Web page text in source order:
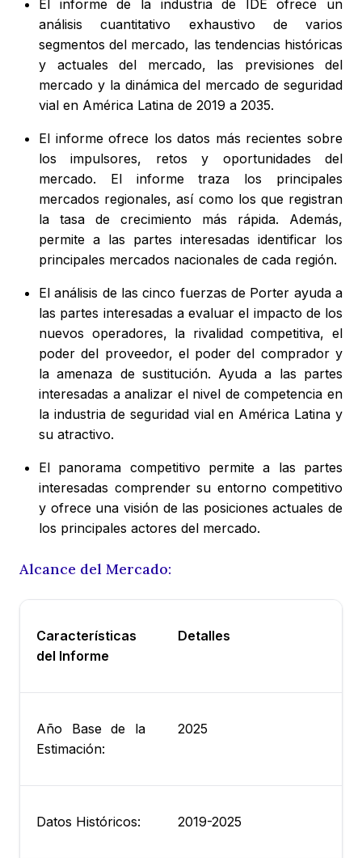
El informe de la industria de IDE ofrece un
análisis cuantitativo exhaustivo de varios
segmentos del mercado, las tendencias históricas
y actuales del mercado, las previsiones del
mercado y la dinámica del mercado de seguridad
vial en América Latina de 2019 a 2035.
El informe ofrece los datos más recientes sobre
los impulsores, retos y oportunidades del
mercado. El informe traza los principales
mercados regionales, así como los que registran
la tasa de crecimiento más rápida. Además,
permite a las partes interesadas identificar los
principales mercados nacionales de cada región.
El análisis de las cinco fuerzas de Porter ayuda a
las partes interesadas a evaluar el impacto de los
nuevos operadores, la rivalidad competitiva, el
poder del proveedor, el poder del comprador y
la amenaza de sustitución. Ayuda a las partes
interesadas a analizar el nivel de competencia en
la industria de seguridad vial en América Latina y
su atractivo.
El panorama competitivo permite a las partes
interesadas comprender su entorno competitivo
y ofrece una visión de las posiciones actuales de
los principales actores del mercado.
Alcance del Mercado:
Características
del Informe
Detalles
Año Base de la
Estimación:
2025
Datos Históricos: 2019-2025